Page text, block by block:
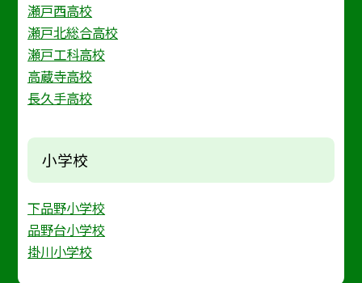
瀬戸西高校
瀬戸北総合高校
瀬戸工科高校
高蔵寺高校
長久手高校
小学校
下品野小学校
品野台小学校
掛川小学校